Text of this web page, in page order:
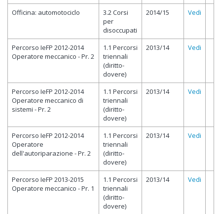
Officina: automotociclo
3.2 Corsi
per
disoccupati
2014/15 Vedi
Percorso IeFP 2012-2014
Operatore meccanico - Pr. 2
1.1 Percorsi
triennali
(diritto-
dovere)
2013/14 Vedi
Percorso IeFP 2012-2014
Operatore meccanico di
sistemi - Pr. 2
1.1 Percorsi
triennali
(diritto-
dovere)
2013/14 Vedi
Percorso IeFP 2012-2014
Operatore
dell'autoriparazione - Pr. 2
1.1 Percorsi
triennali
(diritto-
dovere)
2013/14 Vedi
Percorso IeFP 2013-2015
Operatore meccanico - Pr. 1
1.1 Percorsi
triennali
(diritto-
dovere)
2013/14 Vedi